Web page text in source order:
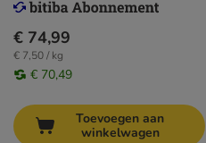
€ 74,99
€ 7,50 / kg
€ 70,49
Toevoegen aan
winkelwagen